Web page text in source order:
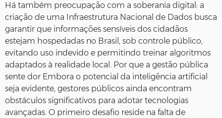
Há também preocupação com a soberania digital: a
criação de uma Infraestrutura Nacional de Dados busca
garantir que informações sensíveis dos cidadãos
estejam hospedadas no Brasil, sob controle público,
evitando uso indevido e permitindo treinar algoritmos
adaptados à realidade local. Por que a gestão pública
sente dor Embora o potencial da inteligência artificial
seja evidente, gestores públicos ainda encontram
obstáculos significativos para adotar tecnologias
avançadas. O primeiro desafio reside na falta de